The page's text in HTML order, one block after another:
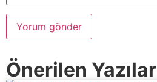
Önerilen Yazılar